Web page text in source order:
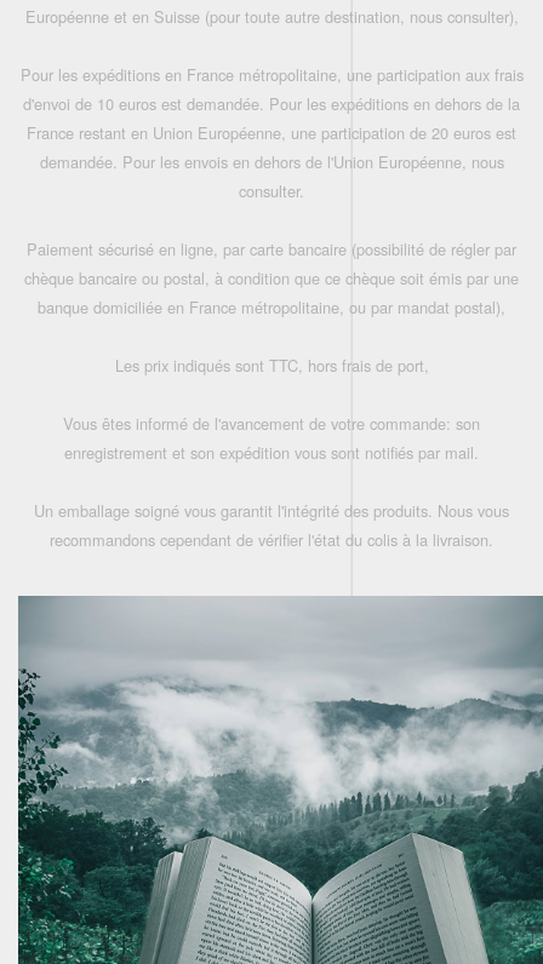
Européenne et en Suisse (pour toute autre destination, nous consulter),
Pour les expéditions en France métropolitaine, une participation aux frais
d'envoi de 10 euros est demandée. Pour les expéditions en dehors de la
France restant en Union Européenne, une participation de 20 euros est
demandée. Pour les envois en dehors de l'Union Européenne, nous
consulter.
Paiement sécurisé en ligne, par carte bancaire (possibilité de régler par
chèque bancaire ou postal, à condition que ce chèque soit émis par une
banque domiciliée en France métropolitaine, ou par mandat postal),
Les prix indiqués sont TTC, hors frais de port,
Vous êtes informé de l'avancement de votre commande: son
enregistrement et son expédition vous sont notifiés par mail.
Un emballage soigné vous garantit l'intégrité des produits. Nous vous
recommandons cependant de vérifier l'état du colis à la livraison.